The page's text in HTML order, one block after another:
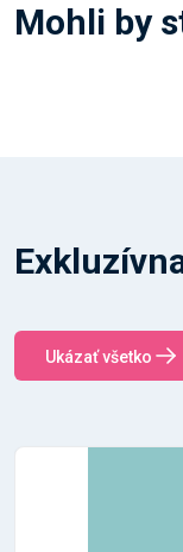
Mohli by
Ukázať všetko